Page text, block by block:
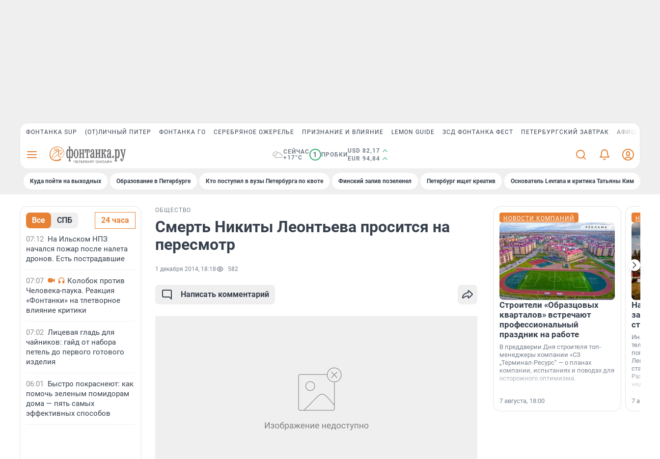
ФОНТАНКА SUP (ОТ)ЛИЧНЫЙ ПИТЕР ФОНТАНКА ГО СЕРЕБРЯНОЕ ОЖЕРЕЛЬЕ ПРИЗНАНИЕ И ВЛИЯНИЕ LEMON GUIDE ЗСД ФОНТАНКА ФЕСТ ПЕТЕРБУРГСКИЙ ЗАВТРАК АФИША PLUS
СЕЙЧАС
+17°C
1 ПРОБКИ
USD 82,17
EUR 94,84
Куда пойти на выходных Образование в Петербурге Кто поступил в вузы Петербурга по квоте Финский залив позеленел Петербург ищет креатив Основатель Levrana и критика Татьяны Ким
Все СПБ 24 часа
07:12 На Ильском НПЗ
начался пожар после налета
дронов. Есть пострадавшие
07:07
Колобок против
Человека-паука. Реакция
«Фонтанки» на тлетворное
влияние критики
07:02 Лицевая гладь для
чайников: гайд от набора
петель до первого готового
изделия
06:01
Быстро покраснеют: как
помочь зеленым помидорам
дома — пять самых
эффективных способов
ОБЩЕСТВО
Смерть Никиты Леонтьева просится на
пересмотр
1 декабря 2014, 18:18 582
Написать комментарий
НОВОСТИ КОМПАНИЙ
Строители «Образцовых
кварталов» встречают
профессиональный
праздник на работе
В преддверии Дня строителя топ-
менеджеры компании «СЗ
„Терминал-Ресурс“ — о планах
компании, испытаниях и поводах для
осторожного оптимизма.
7 августа, 18:00
На
станции
7